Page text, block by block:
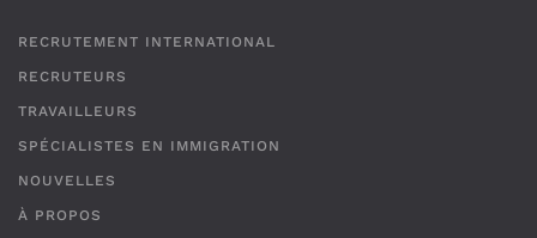
RECRUTEMENT INTERNATIONAL
RECRUTEURS
TRAVAILLEURS
SPÉCIALISTES EN IMMIGRATION
NOUVELLES
À PROPOS